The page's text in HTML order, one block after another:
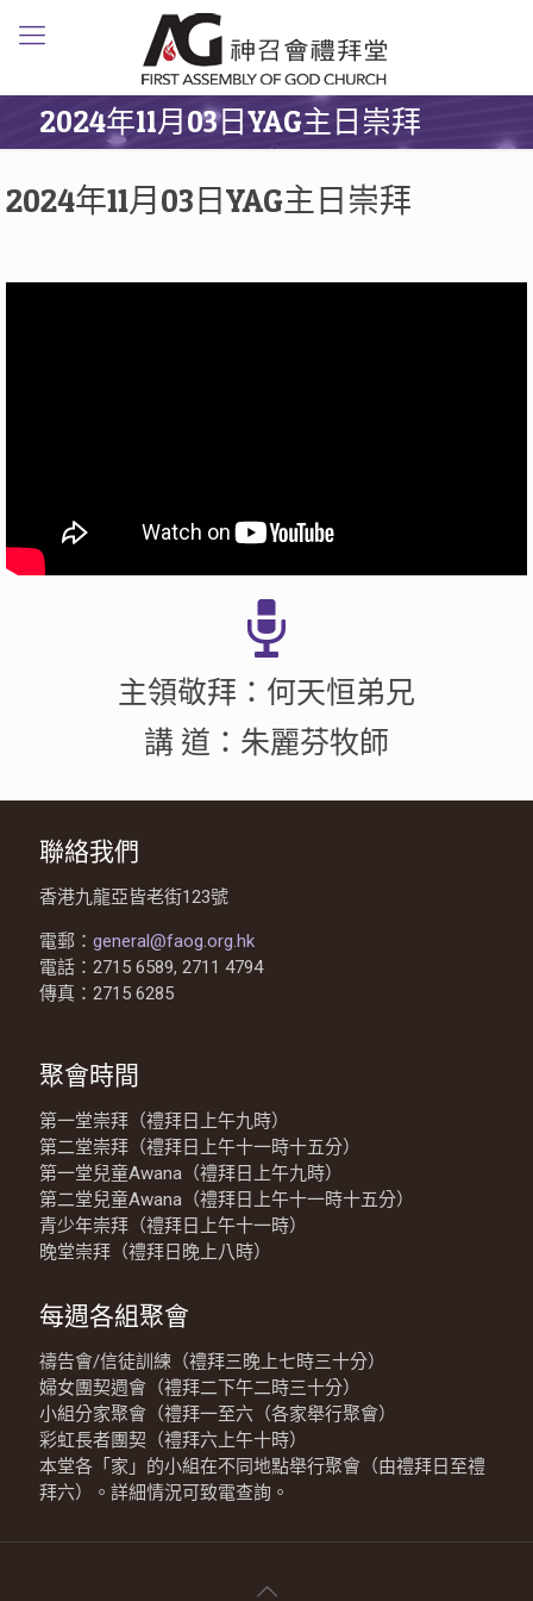
2024年11月03日YAG主日崇拜
2024年11月03日YAG主日崇拜
主領敬拜：何天恒弟兄
講 道：朱麗芬牧師
聯絡我們
香港九龍亞皆老街123號
電郵： general@faog.org.hk
電話：2715 6589, 2711 4794
傳真：2715 6285
聚會時間
第一堂崇拜（禮拜日上午九時）
第二堂崇拜（禮拜日上午十一時十五分）
第一堂兒童Awana（禮拜日上午九時）
第二堂兒童Awana（禮拜日上午十一時十五分）
青少年崇拜（禮拜日上午十一時）
晚堂崇拜（禮拜日晚上八時）
每週各組聚會
禱告會/信徒訓練（禮拜三晚上七時三十分）
婦女團契週會（禮拜二下午二時三十分）
小組分家聚會（禮拜一至六（各家舉行聚會）
彩虹長者團契（禮拜六上午十時）
本堂各「家」的小組在不同地點舉行聚會（由禮拜日至禮
拜六）。詳細情況可致電查詢。